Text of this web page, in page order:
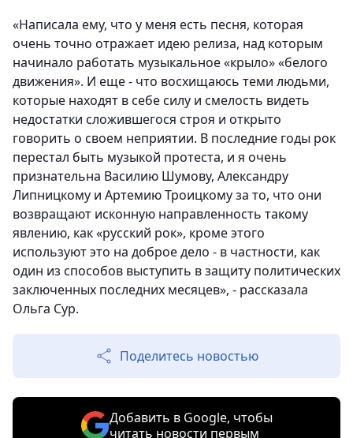
«Написала ему, что у меня есть песня, которая
очень точно отражает идею релиза, над которым
начинало работать музыкальное «крыло» «белого
движения». И еще - что восхищаюсь теми людьми,
которые находят в себе силу и смелость видеть
недостатки сложившегося строя и открыто
говорить о своем неприятии. В последние годы рок
перестал быть музыкой протеста, и я очень
признательна Василию Шумову, Александру
Липницкому и Артемию Троицкому за то, что они
возвращают исконную направленность такому
явлению, как «русский рок», кроме этого
используют это на доброе дело - в частности, как
один из способов выступить в защиту политических
заключенных последних месяцев», - рассказала
Ольга Сур.
Поделитесь новостью
Добавить в Google, чтобы
читать новости первым